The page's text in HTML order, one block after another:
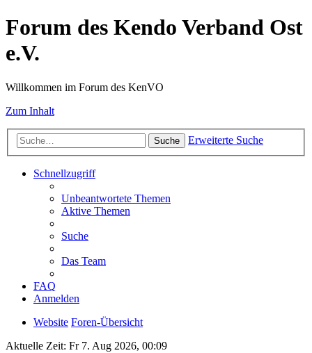
Forum des Kendo Verband Ost
e.V.
Willkommen im Forum des KenVO
Zum Inhalt
Suche Erweiterte Suche
Schnellzugriff
Unbeantwortete Themen
Aktive Themen
Suche
Das Team
FAQ
Anmelden
Website Foren-Übersicht
Aktuelle Zeit: Fr 7. Aug 2026, 00:09